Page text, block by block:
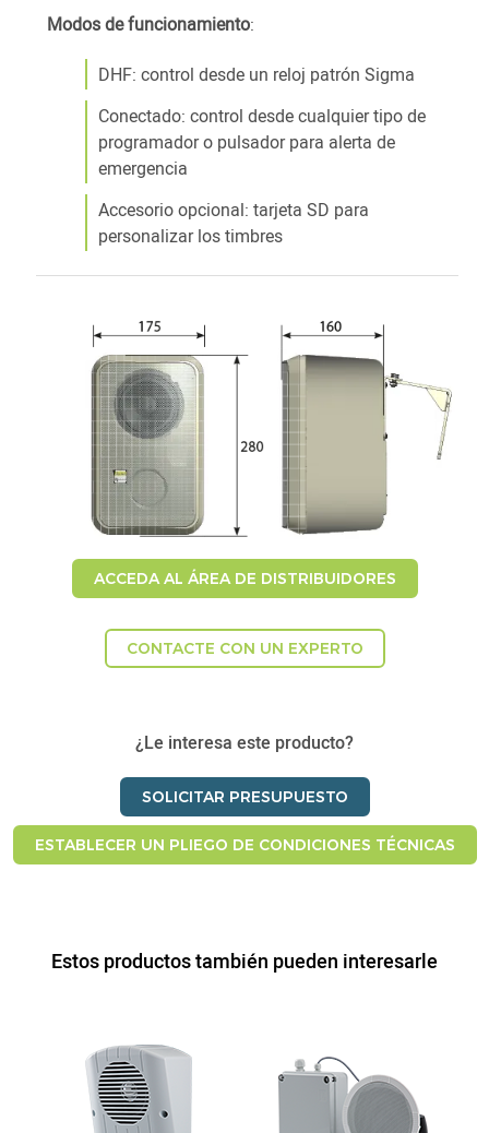
Modos de funcionamiento:
DHF: control desde un reloj patrón Sigma
Conectado: control desde cualquier tipo de
programador o pulsador para alerta de
emergencia
Accesorio opcional: tarjeta SD para
personalizar los timbres
ACCEDA AL ÁREA DE DISTRIBUIDORES
CONTACTE CON UN EXPERTO
¿Le interesa este producto?
SOLICITAR PRESUPUESTO
ESTABLECER UN PLIEGO DE CONDICIONES TÉCNICAS
Estos productos también pueden interesarle